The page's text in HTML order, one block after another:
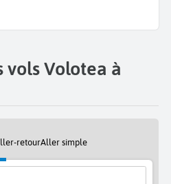
vols Volotea à
retourAller simple